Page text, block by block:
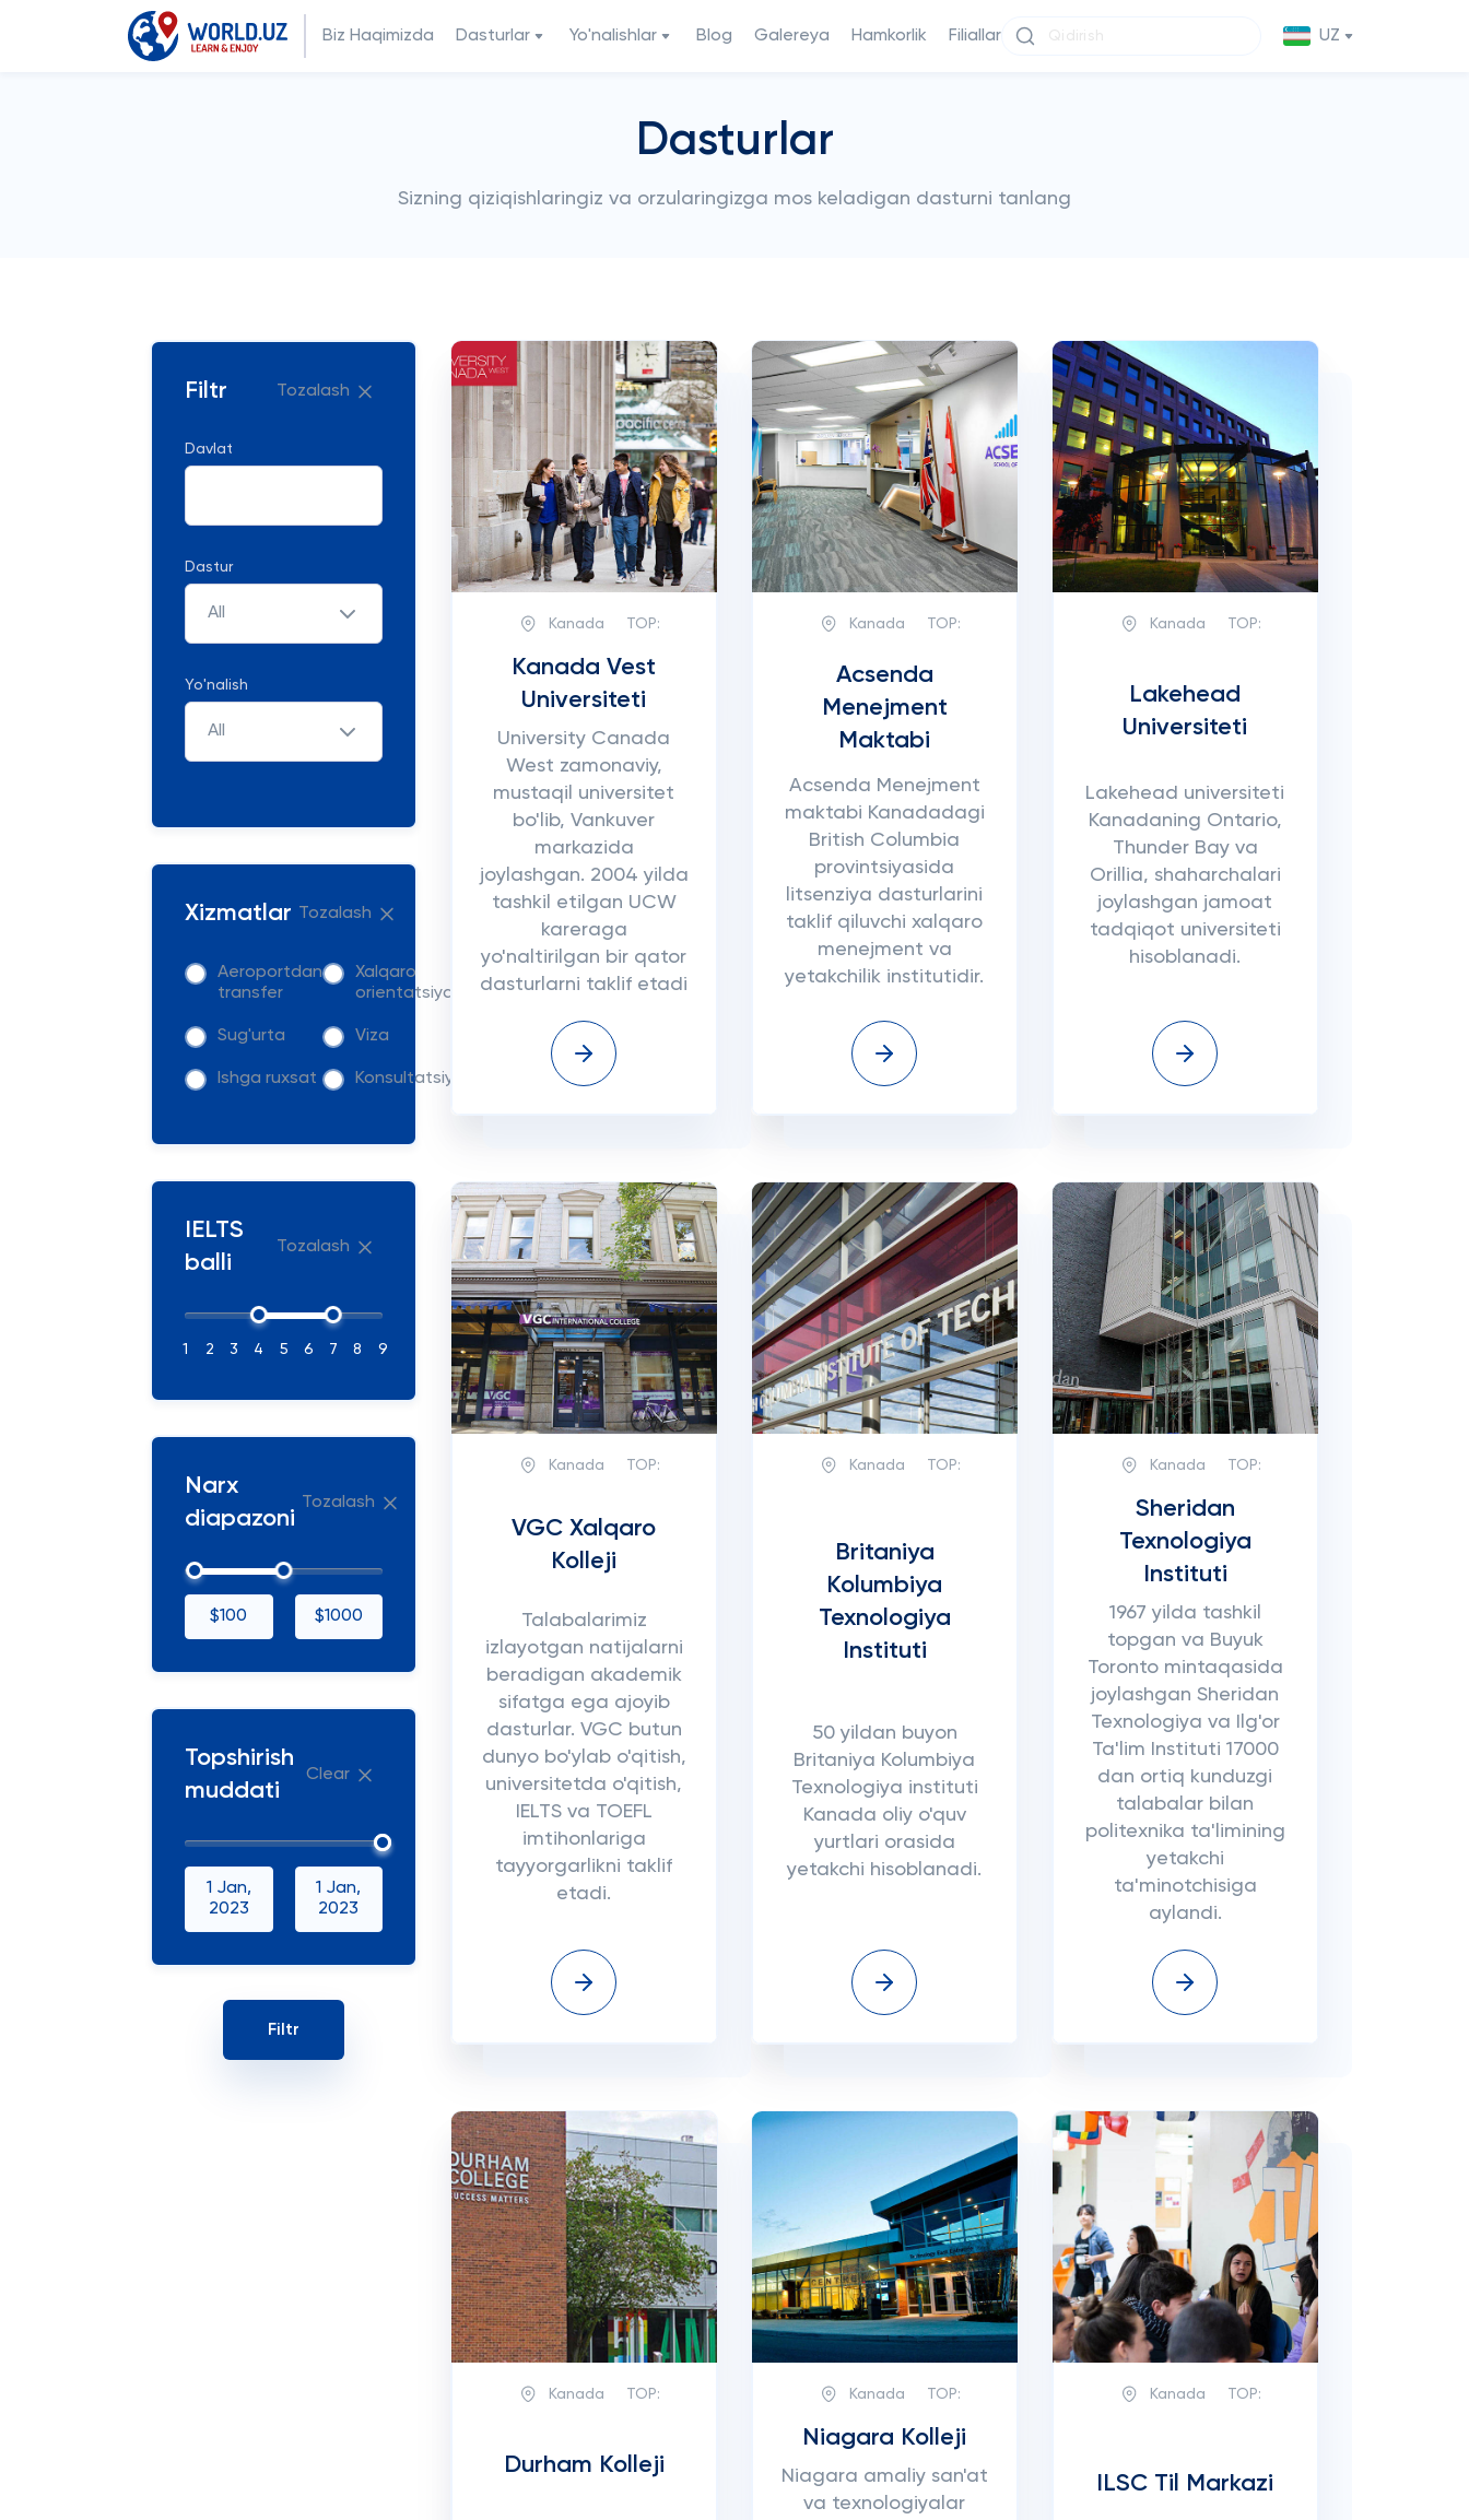
Biz Haqimizda Dasturlar Yo'nalishlar Blog Galereya Hamkorlik Filiallar UZ
Dasturlar
Sizning qiziqishlaringiz va orzularingizga mos keladigan dasturni tanlang
Filtr Tozalash
Davlat
Dastur
All
Yo'nalish
All
Xizmatlar Tozalash
Aeroportdan
transfer
Xalqaro
orientatsiya
Sug'urta Viza
Ishga ruxsat Konsultatsiya
IELTS
balli
Tozalash
1 2 3 4 5 6 7 8 9
Narx
diapazoni
Tozalash
$100 $1000
Topshirish
muddati
Clear
1 Jan,
2023
1 Jan,
2023
Kanada TOP:
Kanada Vest
Universiteti
University Canada
West zamonaviy,
mustaqil universitet
bo'lib, Vankuver
markazida
joylashgan. 2004 yilda
tashkil etilgan UCW
kareraga
yo'naltirilgan bir qator
dasturlarni taklif etadi
Kanada TOP:
Acsenda
Menejment
Maktabi
Acsenda Menejment
maktabi Kanadadagi
British Columbia
provintsiyasida
litsenziya dasturlarini
taklif qiluvchi xalqaro
menejment va
yetakchilik institutidir.
Kanada TOP:
Lakehead
Universiteti
Lakehead universiteti
Kanadaning Ontario,
Thunder Bay va
Orillia, shaharchalari
joylashgan jamoat
tadqiqot universiteti
hisoblanadi.
Kanada TOP:
VGC Xalqaro
Kolleji
Talabalarimiz
izlayotgan natijalarni
beradigan akademik
sifatga ega ajoyib
dasturlar. VGC butun
dunyo bo'ylab o'qitish,
universitetda o'qitish,
IELTS va TOEFL
imtihonlariga
tayyorgarlikni taklif
etadi.
Kanada TOP:
Britaniya
Kolumbiya
Texnologiya
Instituti
50 yildan buyon
Britaniya Kolumbiya
Texnologiya instituti
Kanada oliy o'quv
yurtlari orasida
yetakchi hisoblanadi.
Kanada TOP:
Sheridan
Texnologiya
Instituti
1967 yilda tashkil
topgan va Buyuk
Toronto mintaqasida
joylashgan Sheridan
Texnologiya va Ilg'or
Ta'lim Instituti 17000
dan ortiq kunduzgi
talabalar bilan
politexnika ta'limining
yetakchi
ta'minotchisiga
aylandi.
Kanada TOP:
Durham Kolleji
Kanada TOP:
Niagara Kolleji
Niagara amaliy san'at
va texnologiyalar
Kanada TOP:
ILSC Til Markazi